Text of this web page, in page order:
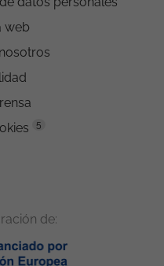
web
5
de: